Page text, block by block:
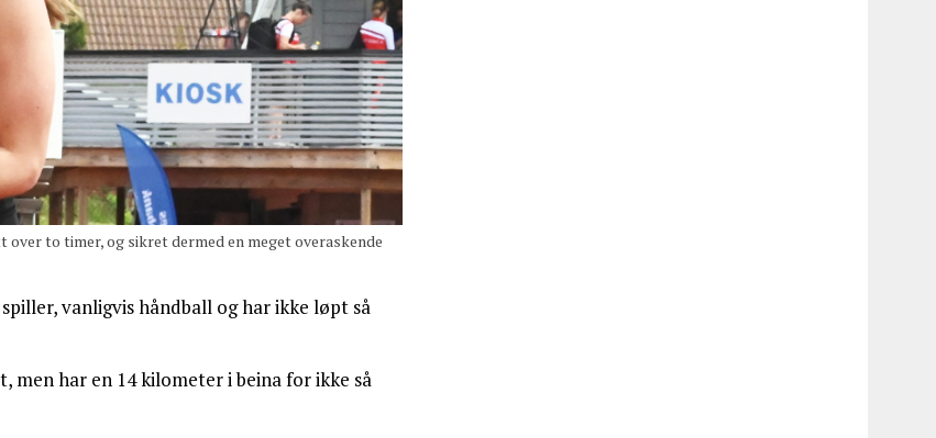
over to timer, og sikret dermed en meget overaskende
vanligvis håndball og har ikke løpt så
men har en 14 kilometer i beina for ikke så